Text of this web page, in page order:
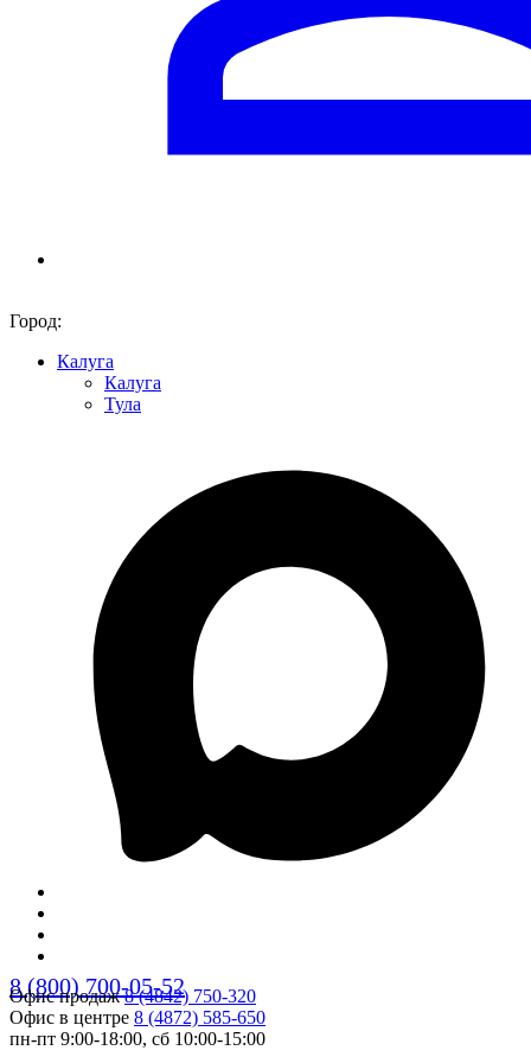
Город:
Калуга
Калуга
Тула
8 (800) 700-05-52
Офис продаж8 (4842) 750-320
Офис в центре 8 (4872) 585-650
пн-пт 9:00-18:00, сб 10:00-15:00